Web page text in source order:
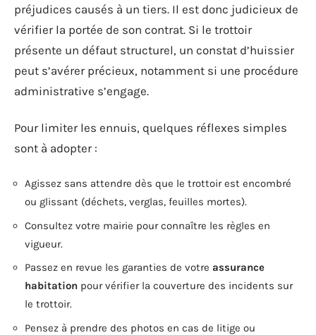
préjudices causés à un tiers. Il est donc judicieux de
vérifier la portée de son contrat. Si le trottoir
présente un défaut structurel, un constat d’huissier
peut s’avérer précieux, notamment si une procédure
administrative s’engage.
Pour limiter les ennuis, quelques réflexes simples
sont à adopter :
Agissez sans attendre dès que le trottoir est encombré
ou glissant (déchets, verglas, feuilles mortes).
Consultez votre mairie pour connaître les règles en
vigueur.
Passez en revue les garanties de votre assurance
habitation pour vérifier la couverture des incidents sur
le trottoir.
Pensez à prendre des photos en cas de litige ou